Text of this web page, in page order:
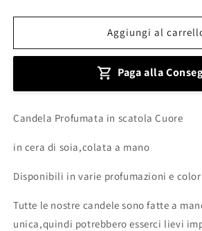
cera
soia
cera
soia
Aggiungi al
Paga alla
Candela Profumata in scatola Cuore
in cera di soia,colata a mano
Disponibili in varie profumazioni e
Tutte le nostre candele sono fatte a
unica,quindi potrebbero esserci lievi